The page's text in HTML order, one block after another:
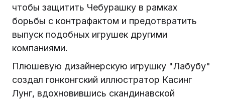
чтобы защитить Чебурашку в рамках
борьбы с контрафактом и предотвратить
выпуск подобных игрушек другими
компаниями.
Плюшевую дизайнерскую игрушку "Лабубу"
создал гонконгский иллюстратор Касинг
Лунг, вдохновившись скандинавской